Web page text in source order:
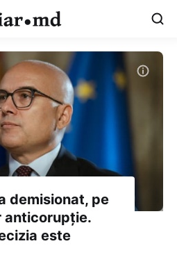
demisionat, pe
anticorupție.
este